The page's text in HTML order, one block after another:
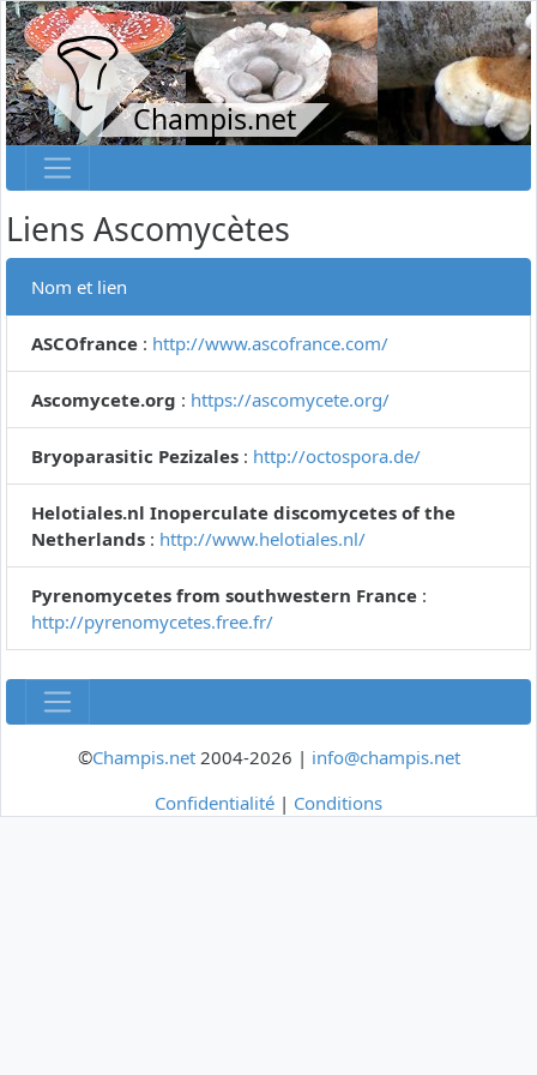
Champis.net
Liens Ascomycètes
Nom et lien
ASCOfrance : http://www.ascofrance.com/
Ascomycete.org : https://ascomycete.org/
Bryoparasitic Pezizales : http://octospora.de/
Helotiales.nl Inoperculate discomycetes of the
Netherlands : http://www.helotiales.nl/
Pyrenomycetes from southwestern France :
http://pyrenomycetes.free.fr/
©Champis.net2004-2026 | info@champis.net
Confidentialité | Conditions